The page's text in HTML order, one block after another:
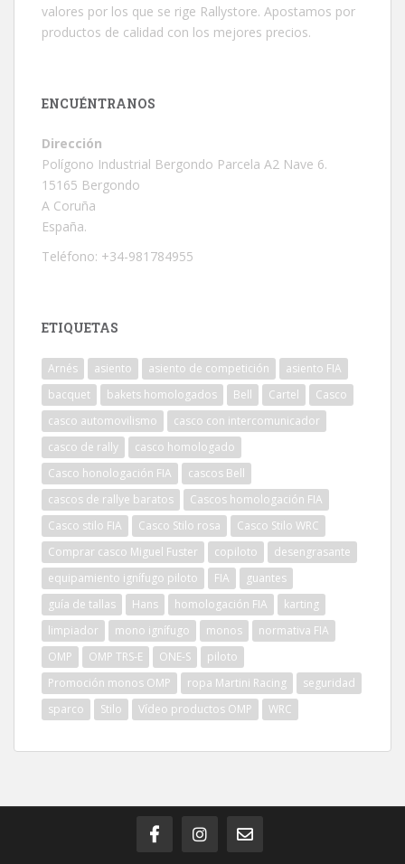
valores por los que se rige Rallystore. Apostamos por
productos de calidad con los mejores precios.
ENCUÉNTRANOS
Dirección
Polígono Industrial Bergondo Parcela A2 Nave 6.
15165 Bergondo
A Coruña
España.
Teléfono: +34-981784955
ETIQUETAS
Arnés asiento asiento de competición
asiento FIA
bacquet
bakets homologados Bell Cartel
Casco
casco automovilismo
casco con intercomunicador
casco de rally
casco homologado
Casco honologación FIA
cascos Bell
cascos de rallye baratos
Cascos homologación FIA
Casco stilo FIA
Casco Stilo rosa
Casco Stilo WRC
Comprar casco Miguel Fuster
copiloto
desengrasante
equipamiento ignífugo piloto
FIA
guantes
guía de tallas
Hans homologación FIA
karting
limpiador
mono ignífugo monos
normativa FIA
OMP
OMP TRS-E ONE-S
piloto
Promoción monos OMP
ropa Martini Racing
seguridad
sparco
Stilo Vídeo productos OMP WRC